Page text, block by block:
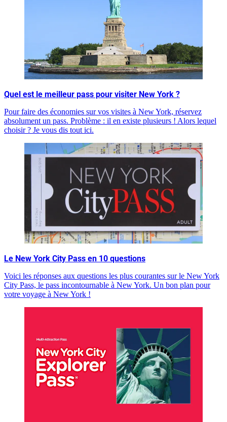
Quel est le meilleur pass pour visiter New York ?
Pour faire des économies sur vos visites à New York, réservez
absolument un pass. Problème : il en existe plusieurs ! Alors lequel
choisir ? Je vous dis tout ici.
Le New York City Pass en 10 questions
Voici les réponses aux questions les plus courantes sur le New York
City Pass, le pass incontournable à New York. Un bon plan pour
votre voyage à New York !